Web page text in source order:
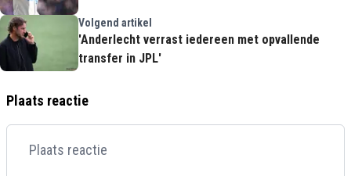
Volgend artikel
'Anderlecht verrast iedereen met opvallende
transfer in JPL'
Plaats reactie